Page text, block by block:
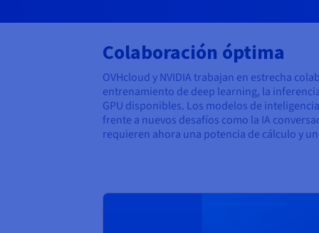
Colaboración óptima
OVHcloud y NVIDIA trabajan en estrecha
entrenamiento de deep learning, la
GPU disponibles. Los modelos de
frente a nuevos desafíos como la IA
requieren ahora una potencia de cálculo y